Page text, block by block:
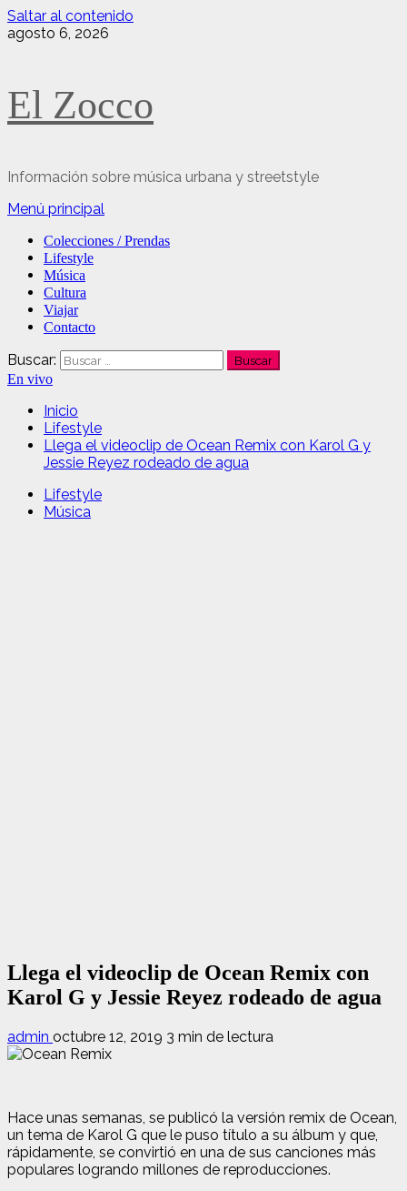
Saltar al contenido
agosto 6, 2026
El Zocco
Información sobre música urbana y streetstyle
Menú principal
Colecciones / Prendas
Lifestyle
Música
Cultura
Viajar
Contacto
Buscar:
En vivo
Inicio
Lifestyle
Llega el videoclip de Ocean Remix con Karol G y
Jessie Reyez rodeado de agua
Lifestyle
Música
Llega el videoclip de Ocean Remix con
Karol G y Jessie Reyez rodeado de agua
admin octubre 12, 2019 3 min de lectura
Hace unas semanas, se publicó la versión remix de Ocean,
un tema de Karol G que le puso título a su álbum y que,
rápidamente, se convirtió en una de sus canciones más
populares logrando millones de reproducciones.